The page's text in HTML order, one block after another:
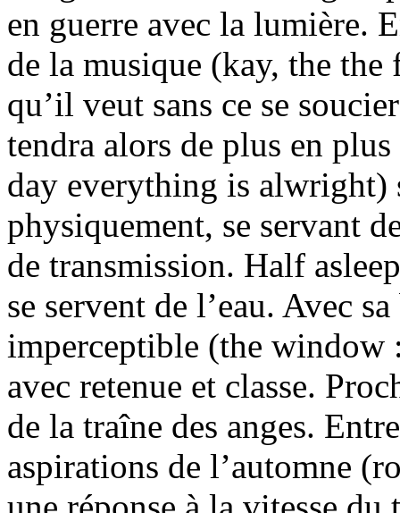
en guerre avec la lumière.
de la musique (kay, the the
qu’il veut sans ce se
tendra alors de plus en
day everything is alwright)
physiquement, se servant
de transmission. Half
se servent de l’eau. Avec
imperceptible (the window
avec retenue et classe.
de la traîne des anges.
aspirations de l’automne